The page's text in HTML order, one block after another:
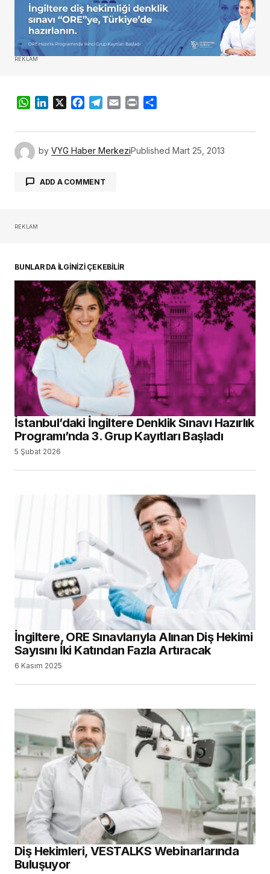
REKLAM
WhatsApp
LinkedIn
X Facebook
Telegram
Email Print
by VYG Haber MerkeziPublished Mart 25, 2013
ADD A COMMENT
REKLAM
BUNLAR DA İLGİNİZİ ÇEKEBİLİR
İstanbul’daki İngiltere Denklik Sınavı Hazırlık
Programı’nda 3. Grup Kayıtları Başladı
5 Şubat 2026
İngiltere, ORE Sınavlarıyla Alınan Diş Hekimi
Sayısını İki Katından Fazla Artıracak
6 Kasım 2025
Diş Hekimleri, VESTALKS Webinarlarında
Buluşuyor